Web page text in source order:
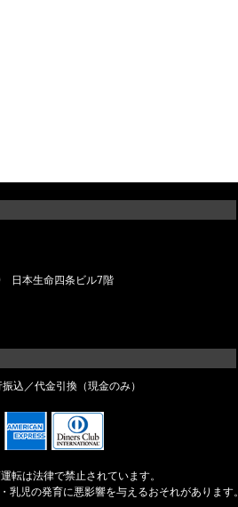
日本生命四条ビル7階
込／代金引換（現金のみ）
転は法律で禁止されています。
乳児の発育に悪影響を与えるおそれがあります。